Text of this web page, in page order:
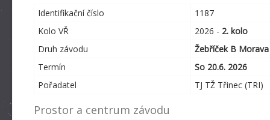
Identifikační číslo
1187
Kolo VŘ
2026 - 2. kolo
Druh závodu
Žebříček B Morava
Termín
So 20.6. 2026
Pořadatel
TJ TŽ Třinec (TRI)
Prostor a centrum závodu